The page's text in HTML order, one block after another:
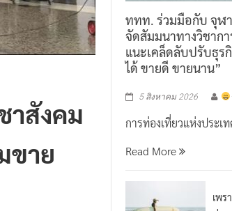
าสังคม
ขาย
ททท. ร่วมมือกับ จุฬ
จัดสัมมนาทางวิชากา
แนะเคล็ดลับปรับธุร
ได้ ขายดี ขายนาน”
การท่องเที่ยวแห่งประเท
ผ่อน